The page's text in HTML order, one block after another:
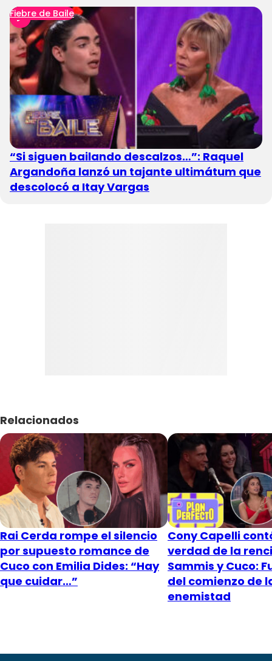
Fiebre de Baile
“Si siguen bailando descalzos…”: Raquel
Argandoña lanzó un tajante ultimátum que
descolocó a Itay Vargas
Relacionados
Rai Cerda rompe el silencio
por supuesto romance de
Cuco con Emilia Dides: “Hay
que cuidar…”
Cony Capelli
verdad de la
Sammis y Cuco:
del comienzo de
enemistad